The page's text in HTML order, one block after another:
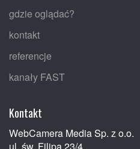
gdzie oglądać?
kontakt
referencje
kanały FAST
Kontakt
WebCamera Media Sp. z o.o.